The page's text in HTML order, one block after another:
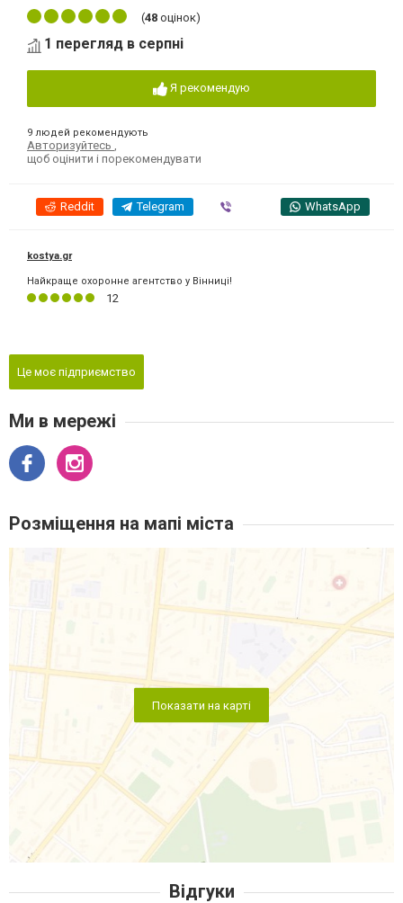
(48 оцінок)
1 перегляд в серпні
Я рекомендую
9 людей рекомендують
Авторизуйтесь
щоб оцінити і порекомендувати
Reddit Telegram WhatsApp
kostya.gr
Найкраще охоронне агентство у Вінниці!
12
Це моє підприємство
Ми в мережі
Розміщення на мапі міста
Показати на карті
Відгуки